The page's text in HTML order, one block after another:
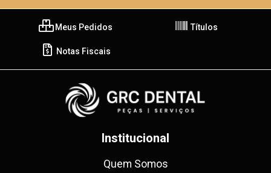
Meus Pedidos Títulos
Notas Fiscais
Institucional
Quem Somos